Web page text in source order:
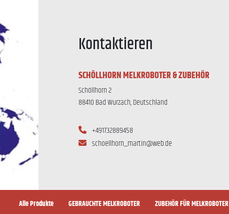
Kontaktieren
SCHÖLLHORN MELKROBOTER & ZUBEHÖR
Schöllhorn 2
88410 Bad Wurzach, Deutschland
+491732889458
schoellhorn_martin@web.de
Alle Produkte GEBRAUCHTE MELKROBOTER ZUBEHÖR FÜR MELKROBOTER